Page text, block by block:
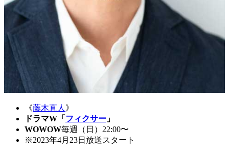
《藤木直人 》
ドラマW「 フィクサー 」
WOWOW毎週（日）22:00〜
※2023年4月23日放送スタート